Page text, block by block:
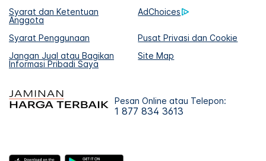
Syarat dan Ketentuan
Anggota
AdChoices
Syarat Penggunaan
Pusat Privasi dan Cookie
Jangan Jual atau Bagikan
Informasi Pribadi Saya
Site Map
Pesan Online atau Telepon:
1 877 834 3613